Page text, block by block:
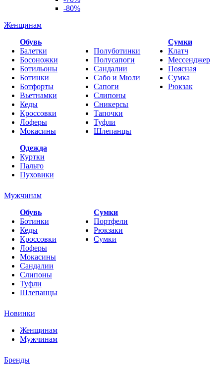
-80%
Женщинам
Обувь
Балетки
Босоножки
Ботильоны
Ботинки
Ботфорты
Вьетнамки
Кеды
Кроссовки
Лоферы
Мокасины
Полуботинки
Полусапоги
Сандалии
Сабо и Мюли
Сапоги
Слипоны
Сникерсы
Тапочки
Туфли
Шлепанцы
Cумки
Клатч
Мессенджер
Поясная
Сумка
Рюкзак
Одежда
Куртки
Пальто
Пуховики
Мужчинам
Обувь
Ботинки
Кеды
Кроссовки
Лоферы
Мокасины
Сандалии
Слипоны
Туфли
Шлепанцы
Сумки
Портфели
Рюкзаки
Сумки
Новинки
Женщинам
Мужчинам
Бренды